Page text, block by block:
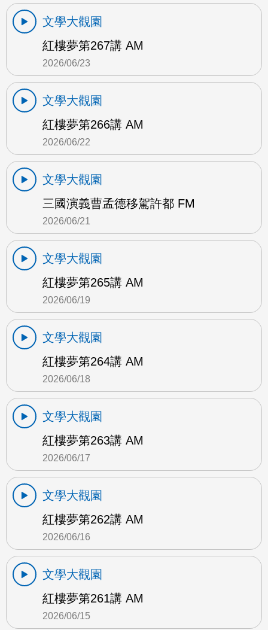
文學大觀園
紅樓夢第267講 AM
2026/06/23
文學大觀園
紅樓夢第266講 AM
2026/06/22
文學大觀園
三國演義曹孟德移駕許都 FM
2026/06/21
文學大觀園
紅樓夢第265講 AM
2026/06/19
文學大觀園
紅樓夢第264講 AM
2026/06/18
文學大觀園
紅樓夢第263講 AM
2026/06/17
文學大觀園
紅樓夢第262講 AM
2026/06/16
文學大觀園
紅樓夢第261講 AM
2026/06/15